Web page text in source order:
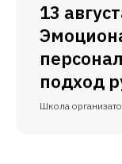
13
подход
Школа